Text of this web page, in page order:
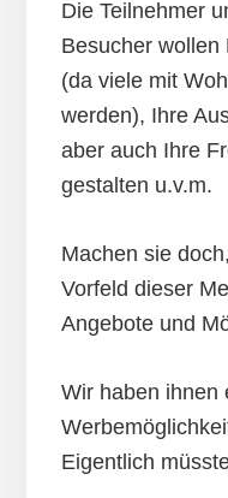
Die Teilnehmer
Besucher wollen
(da viele mit
werden), Ihre
aber auch Ihre
gestalten u.v.m.
Machen sie
Vorfeld dieser
Angebote und
Wir haben ihnen
Eigentlich